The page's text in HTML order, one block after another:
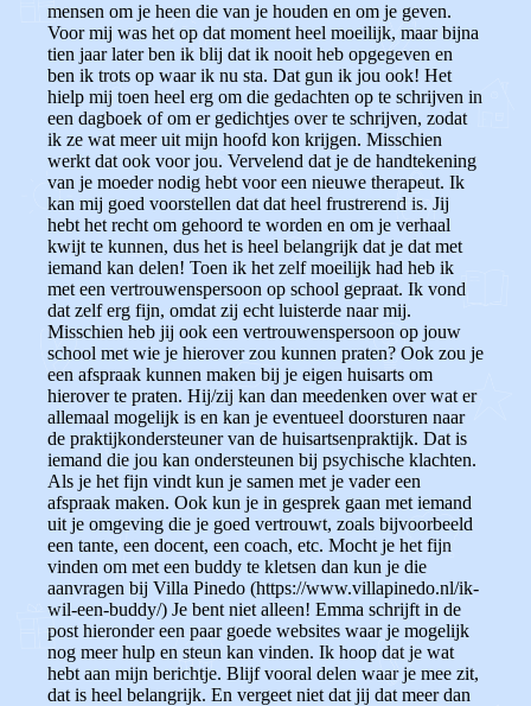
mensen om je heen die van je houden en om je geven.
Voor mij was het op dat moment heel moeilijk, maar bijna
tien jaar later ben ik blij dat ik nooit heb opgegeven en
ben ik trots op waar ik nu sta. Dat gun ik jou ook! Het
hielp mij toen heel erg om die gedachten op te schrijven in
een dagboek of om er gedichtjes over te schrijven, zodat
ik ze wat meer uit mijn hoofd kon krijgen. Misschien
werkt dat ook voor jou. Vervelend dat je de handtekening
van je moeder nodig hebt voor een nieuwe therapeut. Ik
kan mij goed voorstellen dat dat heel frustrerend is. Jij
hebt het recht om gehoord te worden en om je verhaal
kwijt te kunnen, dus het is heel belangrijk dat je dat met
iemand kan delen! Toen ik het zelf moeilijk had heb ik
met een vertrouwenspersoon op school gepraat. Ik vond
dat zelf erg fijn, omdat zij echt luisterde naar mij.
Misschien heb jij ook een vertrouwenspersoon op jouw
school met wie je hierover zou kunnen praten? Ook zou je
een afspraak kunnen maken bij je eigen huisarts om
hierover te praten. Hij/zij kan dan meedenken over wat er
allemaal mogelijk is en kan je eventueel doorsturen naar
de praktijkondersteuner van de huisartsenpraktijk. Dat is
iemand die jou kan ondersteunen bij psychische klachten.
Als je het fijn vindt kun je samen met je vader een
afspraak maken. Ook kun je in gesprek gaan met iemand
uit je omgeving die je goed vertrouwt, zoals bijvoorbeeld
een tante, een docent, een coach, etc. Mocht je het fijn
vinden om met een buddy te kletsen dan kun je die
aanvragen bij Villa Pinedo (https://www.villapinedo.nl/ik-
wil-een-buddy/) Je bent niet alleen! Emma schrijft in de
post hieronder een paar goede websites waar je mogelijk
nog meer hulp en steun kan vinden. Ik hoop dat je wat
hebt aan mijn berichtje. Blijf vooral delen waar je mee zit,
dat is heel belangrijk. En vergeet niet dat jij dat meer dan